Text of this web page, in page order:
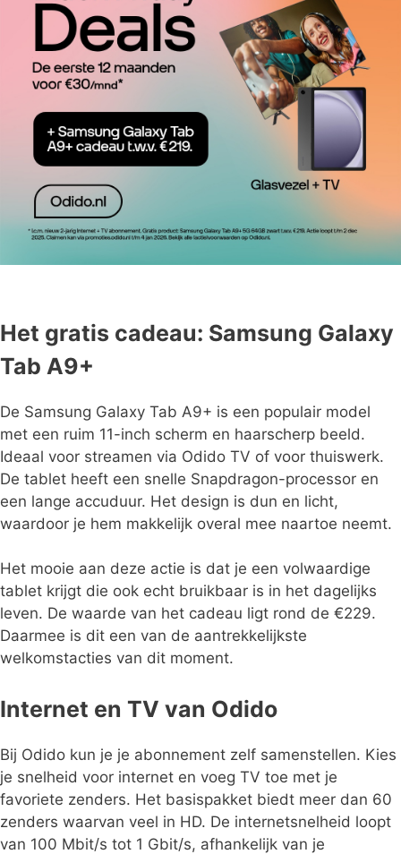
Het gratis cadeau: Samsung Galaxy
Tab A9+
De Samsung Galaxy Tab A9+ is een populair model
met een ruim 11-inch scherm en haarscherp beeld.
Ideaal voor streamen via Odido TV of voor thuiswerk.
De tablet heeft een snelle Snapdragon-processor en
een lange accuduur. Het design is dun en licht,
waardoor je hem makkelijk overal mee naartoe neemt.
Het mooie aan deze actie is dat je een volwaardige
tablet krijgt die ook echt bruikbaar is in het dagelijks
leven. De waarde van het cadeau ligt rond de €229.
Daarmee is dit een van de aantrekkelijkste
welkomstacties van dit moment.
Internet en TV van Odido
Bij Odido kun je je abonnement zelf samenstellen. Kies
je snelheid voor internet en voeg TV toe met je
favoriete zenders. Het basispakket biedt meer dan 60
zenders waarvan veel in HD. De internetsnelheid loopt
van 100 Mbit/s tot 1 Gbit/s, afhankelijk van je